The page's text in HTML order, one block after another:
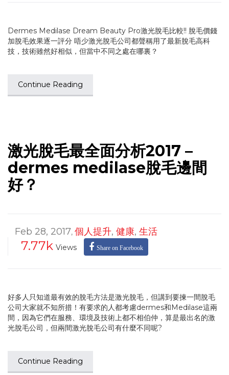
Dermes Medilase Dream Beauty Pro激光脫毛比較!! 脫毛價錢
加脫毛效果逐一評分 唔少激光脫毛公司都聲稱用了最新脫毛高科
技，技術雖然好相似，但當中不同之處在哪裏？
Continue Reading
激光脫毛最全面分析2017 –
dermes medilase脫毛邊間
好？
Feb 28, 2017, 個人提升, 健康, 生活
7.77k Views Share on Facebook
好多人只知道最有效的脫毛方法是激光脫毛，但講到要揀一間脫毛
公司大家就不知所措！有要求的人都考慮dermes和Medilase這兩
間，因為它們在服務、環境及技術上都不相伯仲，算是最出名的激
光脫毛公司，但兩間激光脫毛公司有什麼不同呢?
Continue Reading